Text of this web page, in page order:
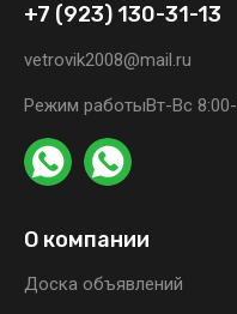
+7 (923) 130-31-13
vetrovik2008@mail.ru
Режим работыВт-Вс
О компании
Доска объявлений